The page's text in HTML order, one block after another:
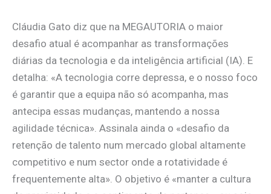
Cláudia Gato diz que na MEGAUTORIA o maior
desafio atual é acompanhar as transformações
diárias da tecnologia e da inteligência artificial (IA). E
detalha: «A tecnologia corre depressa, e o nosso foco
é garantir que a equipa não só acompanha, mas
antecipa essas mudanças, mantendo a nossa
agilidade técnica». Assinala ainda o «desafio da
retenção de talento num mercado global altamente
competitivo e num sector onde a rotatividade é
frequentemente alta». O objetivo é «manter a cultura